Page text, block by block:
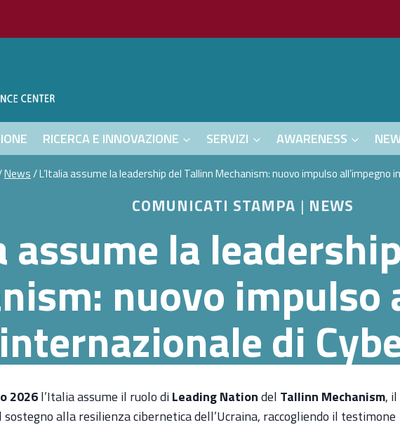
RICERCA E INNOVAZIONE SERVIZI AWARENESS
News/L’Italia assume la leadership del Tallinn Mechanism: nuovo impulso all’impegno
COMUNICATI STAMPA | NEWS
assume la
nuovo impulso
internazionale di
2026l’Italia assume il ruolo diLeading Nationdel Tallinn Mechanism, il
alla resilienza cibernetica dell’Ucraina, raccogliendo il testimone